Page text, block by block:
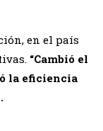
en el país
“Cambió el
la eficiencia